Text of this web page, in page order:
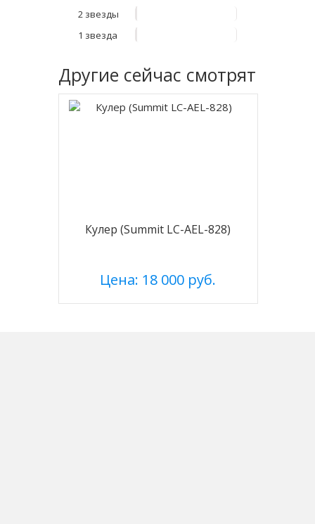
2 звезды
1 звезда
Другие сейчас смотрят
Кулер (Summit LC-AEL-828)
Цена: 18 000 руб.